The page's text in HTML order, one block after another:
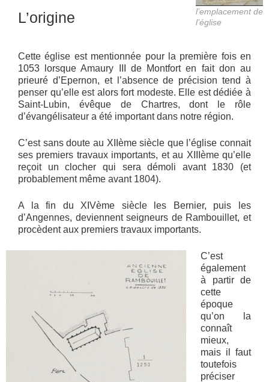
l’emplacement de
l’église
L’origine
Cette église est mentionnée pour la première fois en
1053 lorsque Amaury III de Montfort en fait don au
prieuré d’Epernon, et l’absence de précision tend à
penser qu’elle est alors fort modeste. Elle est dédiée à
Saint-Lubin, évêque de Chartres, dont le rôle
d’évangélisateur a été important dans notre région.
C’est sans doute au XIIème siècle que l’église connait
ses premiers travaux importants, et au XIIIème qu’elle
reçoit un clocher qui sera démoli avant 1830 (et
probablement même avant 1804).
A la fin du XIVème siècle les Bernier, puis les
d’Angennes, deviennent seigneurs de Rambouillet, et
procèdent aux premiers travaux importants.
C’est
également
à partir de
cette
époque
qu’on la
connaît
mieux,
mais il faut
toutefois
préciser